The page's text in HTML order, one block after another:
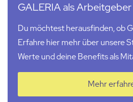
GALERIA als Arbeitgeber
Du möchtest herausfinden, ob
Erfahre hier mehr über unsere
Werte und deine Benefits als
Mehr